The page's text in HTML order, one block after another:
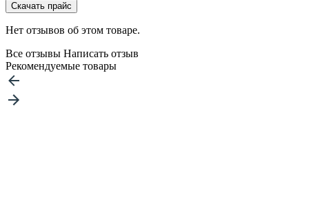
Скачать прайс
Нет отзывов об этом товаре.
Все отзывы Написать отзыв
Рекомендуемые товары